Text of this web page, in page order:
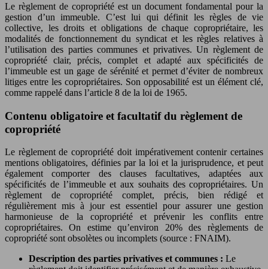
Le règlement de copropriété est un document fondamental pour la
gestion d’un immeuble. C’est lui qui définit les règles de vie
collective, les droits et obligations de chaque copropriétaire, les
modalités de fonctionnement du syndicat et les règles relatives à
l’utilisation des parties communes et privatives. Un règlement de
copropriété clair, précis, complet et adapté aux spécificités de
l’immeuble est un gage de sérénité et permet d’éviter de nombreux
litiges entre les copropriétaires. Son opposabilité est un élément clé,
comme rappelé dans l’article 8 de la loi de 1965.
Contenu obligatoire et facultatif du règlement de
copropriété
Le règlement de copropriété doit impérativement contenir certaines
mentions obligatoires, définies par la loi et la jurisprudence, et peut
également comporter des clauses facultatives, adaptées aux
spécificités de l’immeuble et aux souhaits des copropriétaires. Un
règlement de copropriété complet, précis, bien rédigé et
régulièrement mis à jour est essentiel pour assurer une gestion
harmonieuse de la copropriété et prévenir les conflits entre
copropriétaires. On estime qu’environ 20% des règlements de
copropriété sont obsolètes ou incomplets (source : FNAIM).
Description des parties privatives et communes : Le